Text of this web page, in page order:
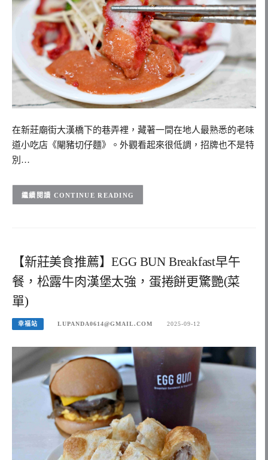
在新莊廟街大漢橋下的巷弄裡，藏著一間在地人最熟悉的老味
道小吃店《閹豬切仔麵》。外觀看起來很低調，招牌也不是特
別…
CONTINUE READING
【新莊美食推薦】EGG BUN Breakfast早午
餐，松露牛肉漢堡太強，蛋捲餅更驚艷(菜
單)
幸福站 LUPANDA0614@GMAIL.COM 2025-09-12